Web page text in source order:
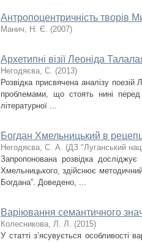
Антропоцентричність творів
Манич, Н. Є. (2007)
Архетипні візії Леоніда
Негодяєва, С. (2013)
Розвідка присвячена аналізу
проблемами, що стоять нині перед
літературної ...
Богдан Хмельницький в
Негодяєва, С. А. (ДЗ "Луганський
Запропонована розвідка досліджує
Хмельницького, здійснює методичний
Богдана”. Доведено, ...
Варіювання семантичного
Колесникова, Л. Л. (2015)
У статті з’ясувується особливості